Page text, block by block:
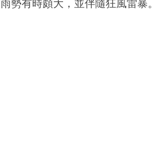
勢有時頗大，並伴隨狂風雷暴。